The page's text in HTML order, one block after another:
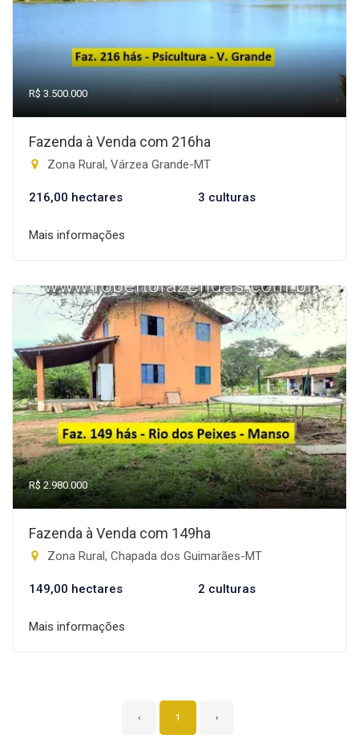
R$ 3.500.000
Fazenda à Venda com 216ha
Zona Rural, Várzea Grande-MT
216,00 hectares 3 culturas
Mais informações
R$ 2.980.000
Fazenda à Venda com 149ha
Zona Rural, Chapada dos Guimarães-MT
149,00 hectares 2 culturas
Mais informações
‹ 1 ›